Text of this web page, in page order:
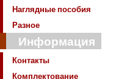
Наглядные пособия
Разное
Информация
Контакты
Комплектование